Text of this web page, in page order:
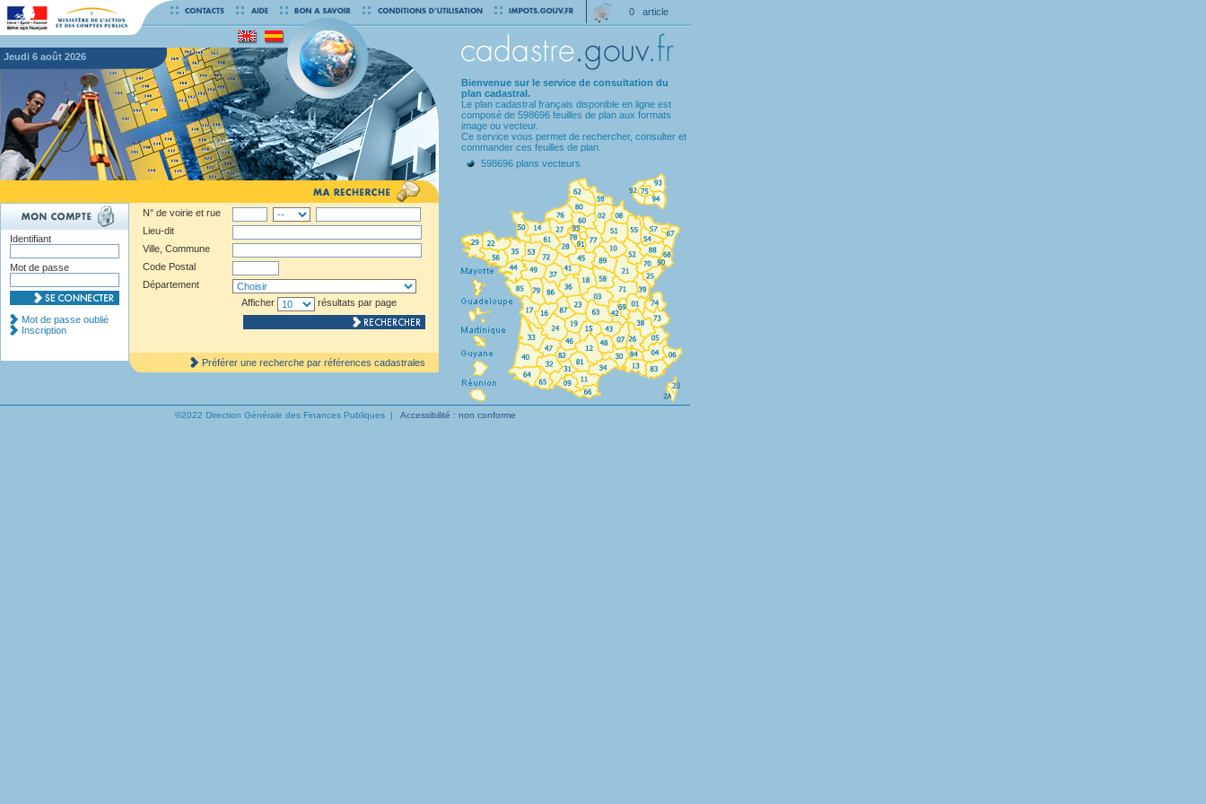
jeudi 6 août 2026
Bienvenue sur le service de consultation du
plan cadastral.
Le plan cadastral français disponible en ligne est
composé de 598696 feuilles de plan aux formats
image ou vecteur.
Ce service vous permet de rechercher, consulter et
commander ces feuilles de plan.
598696 plans vecteurs
N° de voirie et rue
Lieu-dit
Ville, Commune
Code Postal
Département
Afficher
résultats par page
Préférer une recherche par références cadastrales
Identifiant
Mot de passe
Mot de passe oublié
Inscription
0 article
©2022 Direction Générale des Finances Publiques | Accessibilité : non conforme